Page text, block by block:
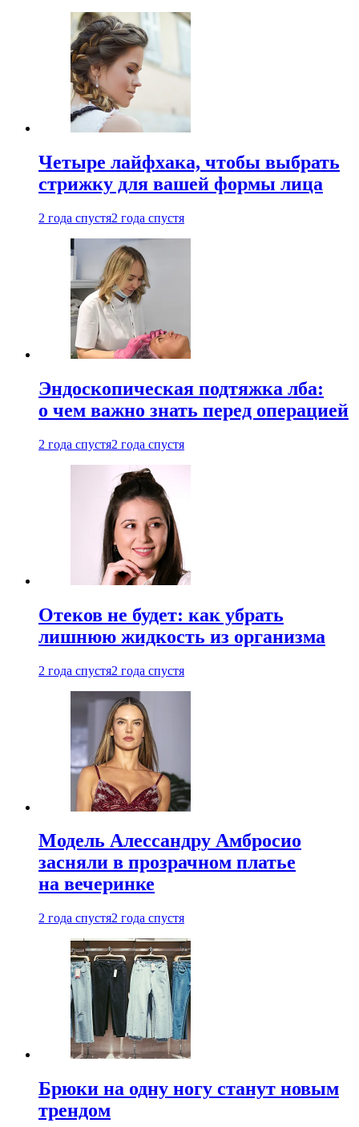
Четыре лайфхака, чтобы выбрать
стрижку для вашей формы лица
2 года спустя2 года спустя
Эндоскопическая подтяжка лба:
о чем важно знать перед операцией
2 года спустя2 года спустя
Отеков не будет: как убрать
лишнюю жидкость из организма
2 года спустя2 года спустя
Модель Алессандру Амбросио
засняли в прозрачном платье
на вечеринке
2 года спустя2 года спустя
Брюки на одну ногу станут новым
трендом